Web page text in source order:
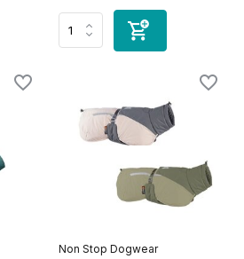
Non Stop Dogwear